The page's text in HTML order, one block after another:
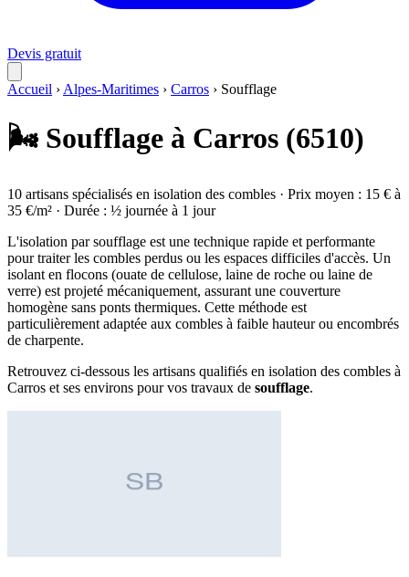
Devis gratuit
Accueil › Alpes-Maritimes › Carros › Soufflage
🌬️ Soufflage à Carros (6510)
10 artisans spécialisés en isolation des combles · Prix moyen : 15 € à
35 €/m² · Durée : ½ journée à 1 jour
L'isolation par soufflage est une technique rapide et performante
pour traiter les combles perdus ou les espaces difficiles d'accès. Un
isolant en flocons (ouate de cellulose, laine de roche ou laine de
verre) est projeté mécaniquement, assurant une couverture
homogène sans ponts thermiques. Cette méthode est
particulièrement adaptée aux combles à faible hauteur ou encombrés
de charpente.
Retrouvez ci-dessous les artisans qualifiés en isolation des combles à
Carros et ses environs pour vos travaux de soufflage.